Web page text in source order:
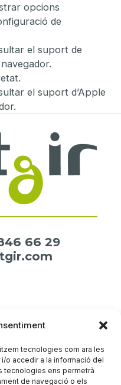
tecnologies com ara les
o accedir a la informació del
tecnologies ens permetrà
de navegació o els
opcions
de
el suport de
el suport d’Apple
66 29